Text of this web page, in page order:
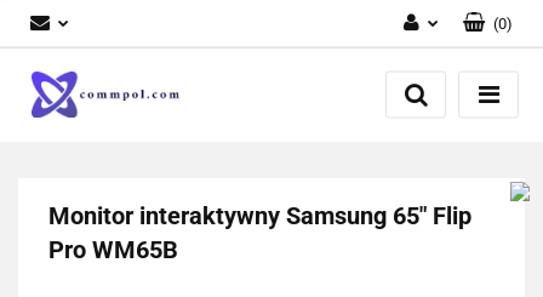
Zaloguj się
Zarejestruj się
(0)
Monitor interaktywny Samsung 65" Flip
Pro WM65B